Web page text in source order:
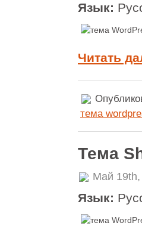
Язык:
Читать
тема
Тема
Май
Язык: